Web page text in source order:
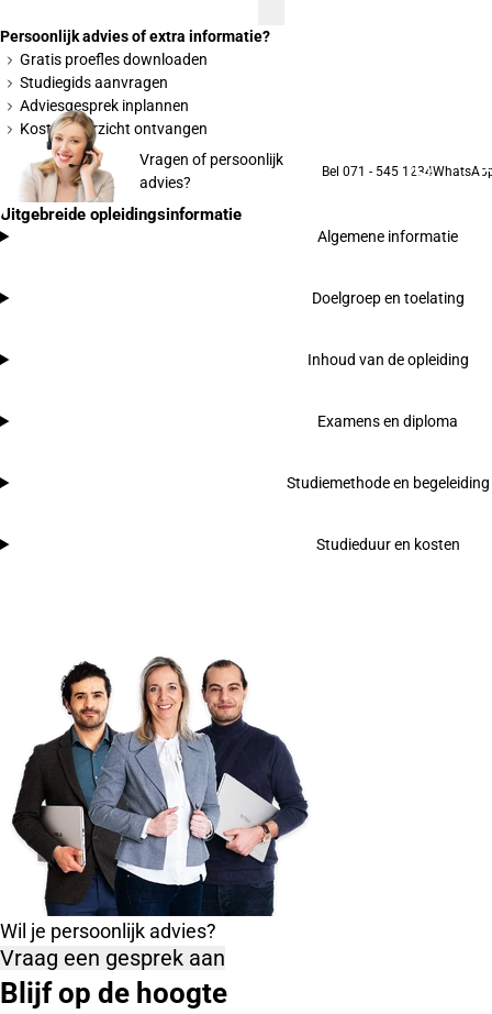
Persoonlijk advies of extra informatie?
Gratis proefles downloaden
Studiegids aanvragen
Adviesgesprek inplannen
Kostenoverzicht ontvangen
Vragen of persoonlijk
advies?
Bel 071 - 545 1234
Uitgebreide opleidingsinformatie
Algemene informatie
Doelgroep en toelating
Inhoud van de opleiding
Examens en diploma
Studiemethode en begeleiding
Studieduur en kosten
Wil je persoonlijk advies?
Vraag een gesprek aan
Blijf op de hoogte